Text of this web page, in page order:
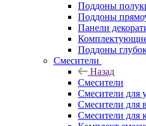
Поддоны
Поддоны
Панели
Поддоны
Смесители
Назад
Смесители
Смесители для
Смесители для
Смесители для